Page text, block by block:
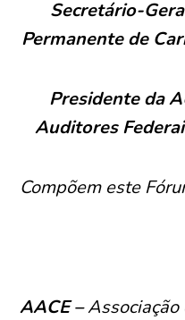
Secretário-
Permanente de
Presidente da
Auditores
Compõem este
AACE –